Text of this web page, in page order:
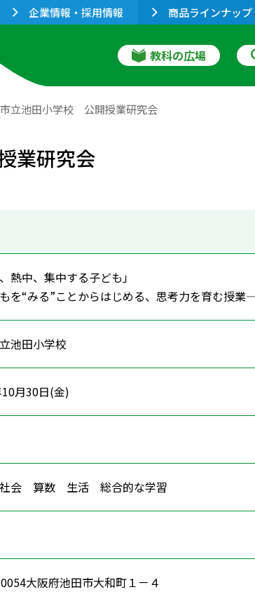
企業情報・採用情報 商品ラインナッ
教科の広場
立池田小学校 公開授業研究会
業研究会
、熱中、集中する子ども」
を“みる”ことからはじめる、思考力を育む授業
池田小学校
月30日(金)
会 算数 生活 総合的な学習
大阪府池田市大和町１－４